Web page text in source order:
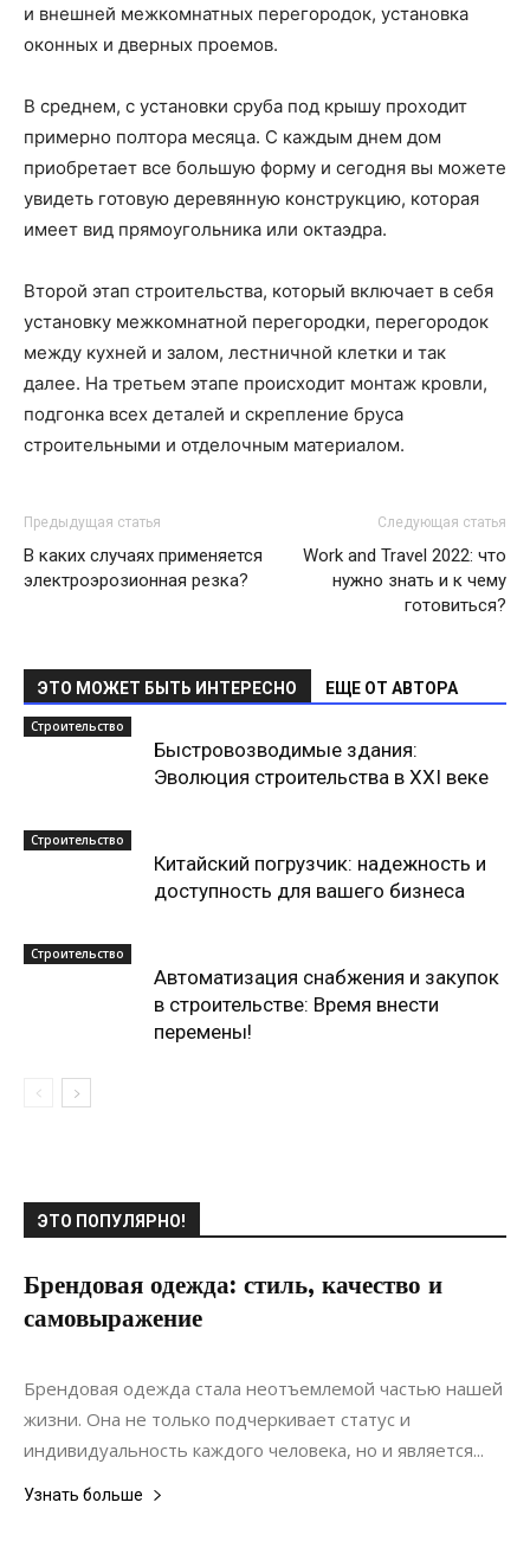
и внешней межкомнатных перегородок, установка
оконных и дверных проемов.
В среднем, с установки сруба под крышу проходит
примерно полтора месяца. С каждым днем дом
приобретает все большую форму и сегодня вы можете
увидеть готовую деревянную конструкцию, которая
имеет вид прямоугольника или октаэдра.
Второй этап строительства, который включает в себя
установку межкомнатной перегородки, перегородок
между кухней и залом, лестничной клетки и так
далее. На третьем этапе происходит монтаж кровли,
подгонка всех деталей и скрепление бруса
строительными и отделочным материалом.
Предыдущая статья
В каких случаях применяется
электроэрозионная резка?
Следующая статья
Work and Travel 2022: что
нужно знать и к чему
готовиться?
ЭТО МОЖЕТ БЫТЬ ИНТЕРЕСНО ЕЩЕ ОТ АВТОРА
Строительство
Быстровозводимые здания:
Эволюция строительства в XXI веке
Строительство
Китайский погрузчик: надежность и
доступность для вашего бизнеса
Строительство
Автоматизация снабжения и закупок
в строительстве: Время внести
перемены!
ЭТО ПОПУЛЯРНО!
Брендовая одежда: стиль, качество и
самовыражение
28.04.2022
Брендовая одежда стала неотъемлемой частью нашей
жизни. Она не только подчеркивает статус и
индивидуальность каждого человека, но и является...
Узнать больше